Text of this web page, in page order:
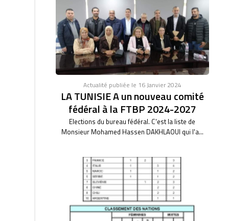
Actualité publiée le 16 Janvier 2024
LA TUNISIE A un nouveau comité
fédéral à la FTBP 2024-2027
Elections du bureau fédéral. C'est la liste de
Monsieur Mohamed Hassen DAKHLAOUI qui l'a...